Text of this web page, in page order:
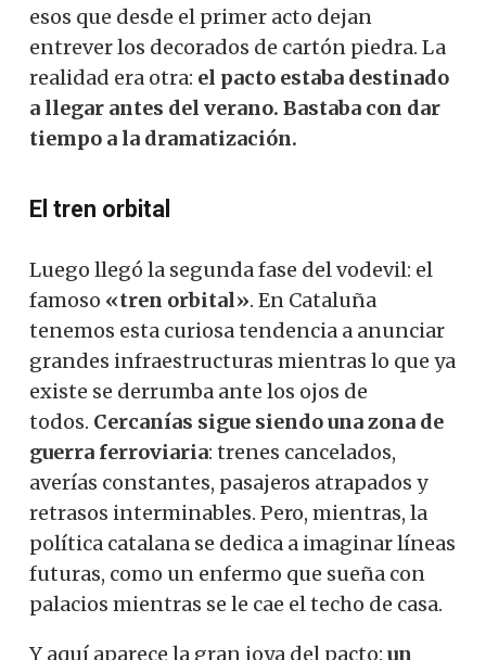
esos que desde el primer acto dejan
entrever los decorados de cartón piedra. La
realidad era otra: el pacto estaba destinado
a llegar antes del verano. Bastaba con dar
tiempo a la dramatización.
El tren orbital
Luego llegó la segunda fase del vodevil: el
famoso «tren orbital». En Cataluña
tenemos esta curiosa tendencia a anunciar
grandes infraestructuras mientras lo que ya
existe se derrumba ante los ojos de
todos. Cercanías sigue siendo una zona de
guerra ferroviaria: trenes cancelados,
averías constantes, pasajeros atrapados y
retrasos interminables. Pero, mientras, la
política catalana se dedica a imaginar líneas
futuras, como un enfermo que sueña con
palacios mientras se le cae el techo de casa.
Y aquí aparece la gran joya del pacto: un